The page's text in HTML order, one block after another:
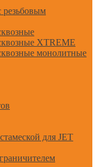
резьбовым
XTREME
монолитные
для JET